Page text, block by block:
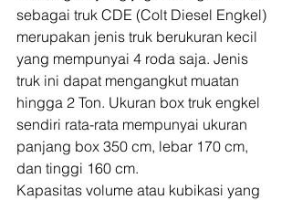
sebagai truk CDE (Colt Diesel Engkel)
merupakan jenis truk berukuran kecil
yang mempunyai 4 roda saja. Jenis
truk ini dapat mengangkut muatan
hingga 2 Ton. Ukuran box truk engkel
sendiri rata-rata mempunyai ukuran
panjang box 350 cm, lebar 170 cm,
dan tinggi 160 cm.
Kapasitas volume atau kubikasi yang